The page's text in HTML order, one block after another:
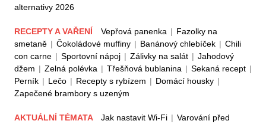
alternativy 2026
RECEPTY A VAŘENÍ Vepřová panenka | Fazolky na
smetaně | Čokoládové muffiny | Banánový chlebíček | Chili
con carne | Sportovní nápoj | Zálivky na salát | Jahodový
džem | Zelná polévka | Třešňová bublanina | Sekaná recept |
Perník | Lečo | Recepty s rybízem | Domácí housky |
Zapečené brambory s uzeným
AKTUÁLNÍ TÉMATA Jak nastavit Wi-Fi | Varování před